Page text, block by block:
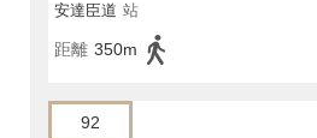
安達臣道 站
距離 350m
92